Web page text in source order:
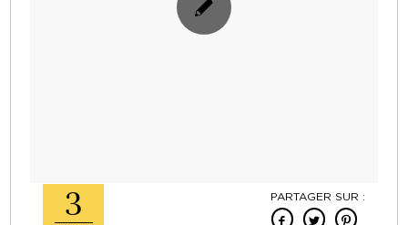
3 PARTAGER SUR :